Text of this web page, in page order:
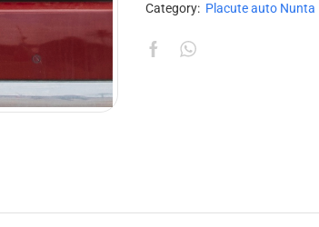
Category: Placute auto Nunta